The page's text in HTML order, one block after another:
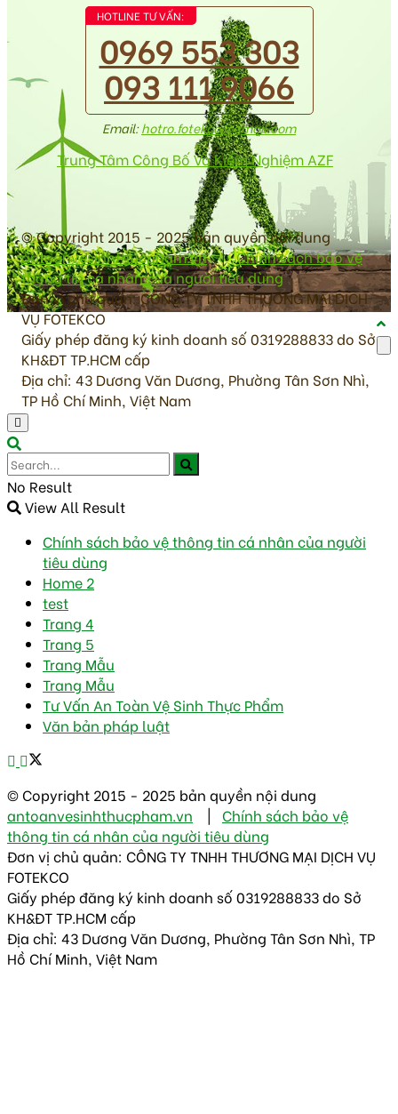
HOTLINE TƯ VẤN:
0969 553 303
093 111 9066
Email:hotro.fotekco@gmail.com
Trung Tâm Công Bố Và Kiểm Nghiệm AZF
© Copyright 2015 - 2025 bản quyền nội dung
antoanvesinhthucpham.vn|Chính sách bảo vệ
thông tin cá nhân của người tiêu dùng
Đơn vị chủ quản: CÔNG TY TNHH THƯƠNG MẠI DỊCH
VỤ FOTEKCO
Giấy phép đăng ký kinh doanh số 0319288833 do Sở
KH&ĐT TP.HCM cấp
Địa chỉ: 43 Dương Văn Dương, Phường Tân Sơn Nhì,
TP Hồ Chí Minh, Việt Nam
No Result
View All Result
Chính sách bảo vệ thông tin cá nhân của người
tiêu dùng
Home 2
test
Trang 4
Trang 5
Trang Mẫu
Trang Mẫu
Tư Vấn An Toàn Vệ Sinh Thực Phẩm
Văn bản pháp luật
© Copyright 2015 - 2025 bản quyền nội dung
antoanvesinhthucpham.vn | Chính sách bảo vệ
thông tin cá nhân của người tiêu dùng
Đơn vị chủ quản: CÔNG TY TNHH THƯƠNG MẠI DỊCH VỤ
FOTEKCO
Giấy phép đăng ký kinh doanh số 0319288833 do Sở
KH&ĐT TP.HCM cấp
Địa chỉ: 43 Dương Văn Dương, Phường Tân Sơn Nhì, TP
Hồ Chí Minh, Việt Nam